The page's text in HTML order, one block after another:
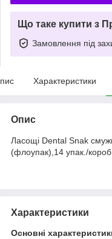
Що таке купити з
Замовлення під
Характеристики
Опис
Ласощі Dental Snak
(флоупак),14 упак./
Характеристики
Основні